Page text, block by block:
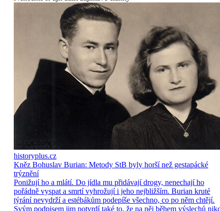
historyplus.cz
Kněz Bohuslav Burian: Metody StB byly horší než gestapácké
trýznění
Ponižují ho a mlátí. Do jídla mu přidávají drogy, nenechají ho
pořádně vyspat a smrtí vyhrožují i jeho nejbližším. Burian kruté
týrání nevydrží a estébákům podepíše všechno, co po něm chtějí.
Svým podpisem jim potvrdí také to, že na něj během výslechů